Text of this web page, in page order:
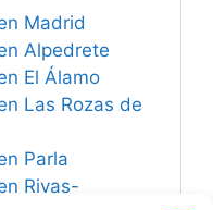
Madrid
Alpedrete
El Álamo
Las Rozas de
Parla
Rivas-